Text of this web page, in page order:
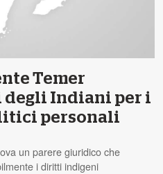
Temer
Indiani per i
personali
un parere giuridico che
i diritti indigeni